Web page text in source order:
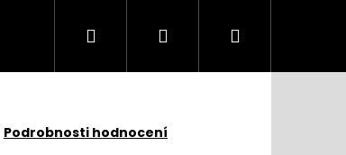
Hledat PřihlášeníNákupní
Podrobnosti hodnocení